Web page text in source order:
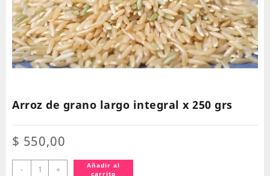
Arroz de grano largo integral x 250 grs
$ 550,00
-
Arroz
+
Añadir al
carrito